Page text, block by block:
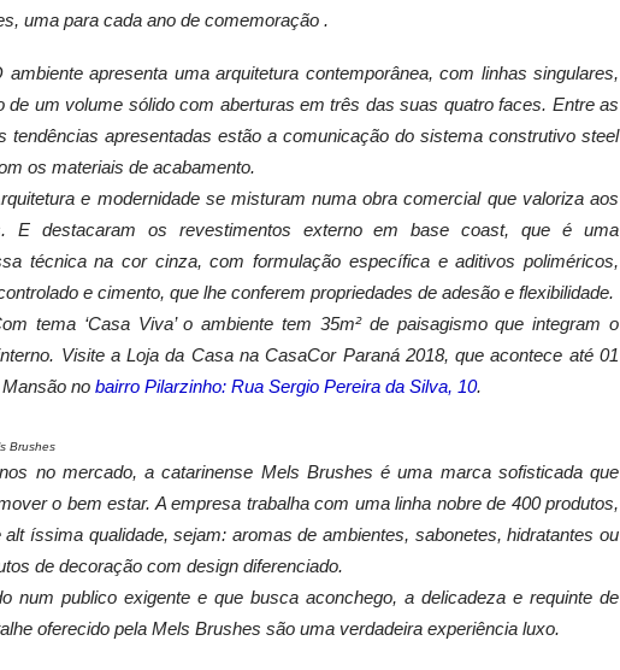
uma para cada ano de comemoração .
ambiente apresenta uma arquitetura contemporânea, com linhas singulares,
de um volume sólido com aberturas em três das suas quatro faces. Entre as
tendências apresentadas estão a comunicação do sistema construtivo steel
os materiais de acabamento.
e modernidade se misturam numa obra comercial que valoriza aos
E destacaram os revestimentos externo em base coast, que é uma
técnica na cor cinza, com formulação específica e aditivos poliméricos,
e cimento, que lhe conferem propriedades de adesão e flexibilidade.
tema ‘Casa Viva’ o ambiente tem 35m² de paisagismo que integram o
Visite a Loja da Casa na CasaCor Paraná 2018, que acontece até 01
no bairro Pilarzinho: Rua Sergio Pereira da Silva, 10.
Brushes
no mercado,a catarinense Mels Brushes é uma marca sofisticada que
o bem estar. A empresa trabalha com uma linha nobre de 400 produtos,
alt íssima qualidade, sejam: aromas de ambientes, sabonetes, hidratantes ou
de decoração com design diferenciado.
num publico exigente e que busca aconchego, a delicadeza e requinte de
oferecido pela Mels Brushes são uma verdadeira experiência luxo.